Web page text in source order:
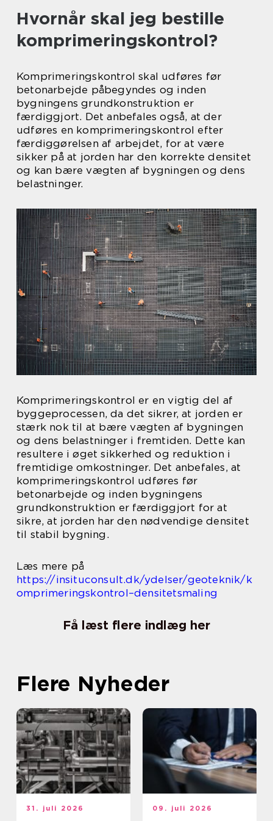
Hvornår skal jeg bestille
komprimeringskontrol?
Komprimeringskontrol skal udføres før
betonarbejde påbegyndes og inden
bygningens grundkonstruktion er
færdiggjort. Det anbefales også, at der
udføres en komprimeringskontrol efter
færdiggørelsen af ​​arbejdet, for at være
sikker på at jorden har den korrekte densitet
og kan bære vægten af ​​bygningen og dens
belastninger.
Komprimeringskontrol er en vigtig del af
byggeprocessen, da det sikrer, at jorden er
stærk nok til at bære vægten af bygningen
og dens belastninger i fremtiden. Dette kan
resultere i øget sikkerhed og reduktion i
fremtidige omkostninger. Det anbefales, at
komprimeringskontrol udføres før
betonarbejde og inden bygningens
grundkonstruktion er færdiggjort for at
sikre, at jorden har den nødvendige densitet
til stabil bygning.
Læs mere på
https://insituconsult.dk/ydelser/geoteknik/k
omprimeringskontrol–densitetsmaling
Få læst flere indlæg her
Flere Nyheder
31. juli 2026 09. juli 2026